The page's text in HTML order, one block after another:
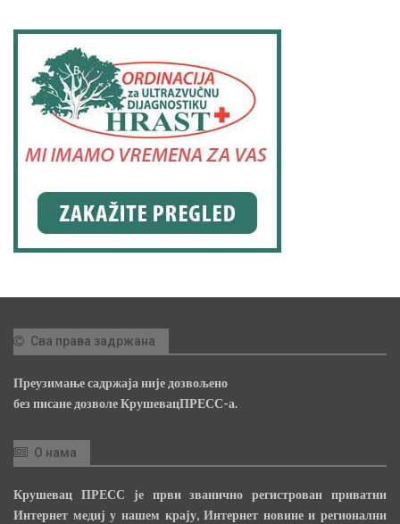
Сва права задржана
Преузимање садржаја није дозвољено
без писане дозволе КрушевацПРЕСС-а.
О нама
Крушевац ПРЕСС је први званично регистрован приватни
Интернет медиј у нашем крају, Интернет новине и регионални